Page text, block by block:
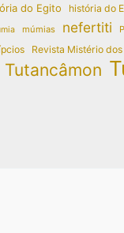
do Egito história do
múmias nefertiti
Revista Mistério
Tutancâmon